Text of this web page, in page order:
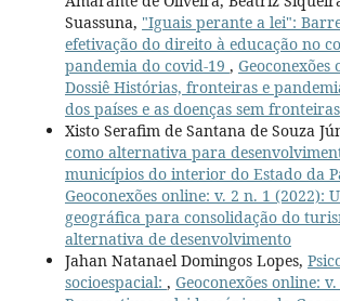
Suassuna, "Iguais perante a lei":
efetivação do direito à educação no
pandemia do covid-19 , Geoconexões
Dossiê Histórias, fronteiras e
dos países e as doenças sem fronteiras
Xisto Serafim de Santana de Souza
como alternativa para
municípios do interior do Estado da
Geoconexões online: v. 2 n. 1 (2022):
geográfica para consolidação do
alternativa de desenvolvimento
Jahan Natanael Domingos Lopes,
socioespacial: , Geoconexões online: